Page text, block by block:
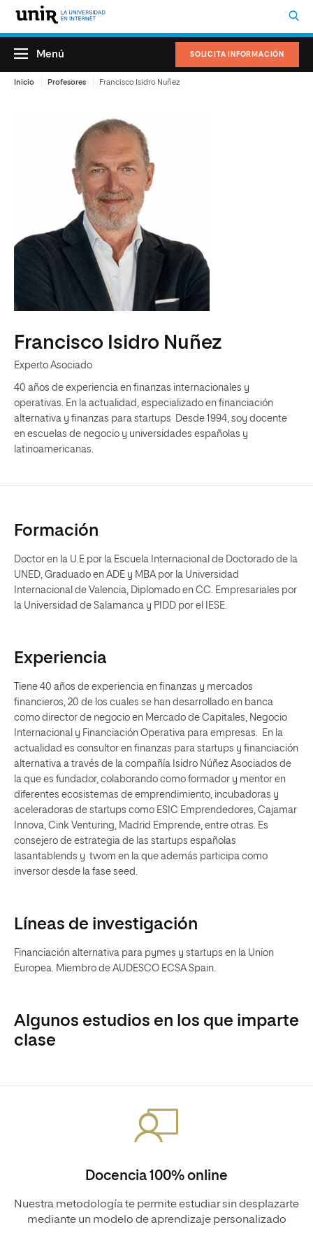
SOLICITA INFORMACIÓN
Menú
Inicio Profesores Francisco Isidro Nuñez
Francisco Isidro Nuñez
Experto Asociado
40 años de experiencia en finanzas internacionales y
operativas. En la actualidad, especializado en financiación
alternativa y finanzas para startups Desde 1994, soy docente
en escuelas de negocio y universidades españolas y
latinoamericanas.
Formación
Doctor en la U.E por la Escuela Internacional de Doctorado de la
UNED, Graduado en ADE y MBA por la Universidad
Internacional de Valencia, Diplomado en CC. Empresariales por
la Universidad de Salamanca y PIDD por el IESE.
Experiencia
Tiene 40 años de experiencia en finanzas y mercados
financieros, 20 de los cuales se han desarrollado en banca
como director de negocio en Mercado de Capitales, Negocio
Internacional y Financiación Operativa para empresas. En la
actualidad es consultor en finanzas para startups y financiación
alternativa a través de la compañía Isidro Núñez Asociados de
la que es fundador, colaborando como formador y mentor en
diferentes ecosistemas de emprendimiento, incubadoras y
aceleradoras de startups como ESIC Emprendedores, Cajamar
Innova, Cink Venturing, Madrid Emprende, entre otras. Es
consejero de estrategia de las startups españolas
lasantablends y twom en la que además participa como
inversor desde la fase seed.
Líneas de investigación
Financiación alternativa para pymes y startups en la Union
Europea. Miembro de AUDESCO ECSA Spain.
Algunos estudios en los que imparte
clase
Docencia 100% online
Nuestra metodología te permite estudiar sin desplazarte
mediante un modelo de aprendizaje personalizado